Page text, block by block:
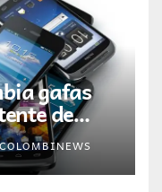
gafas
de